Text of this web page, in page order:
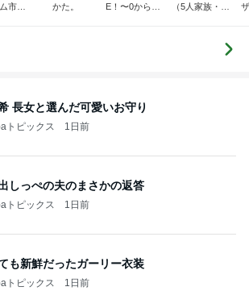
市川
かた。
E！〜0からの
（5人家族・投
長女と選んだ可愛いお守り
トピックス 1日前
しっぺの夫のまさかの返答
トピックス 1日前
も新鮮だったガーリー衣装
トピックス 1日前